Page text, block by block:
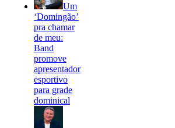
Um
‘Domingão’
pra chamar
de meu:
Band
promove
apresentador
esportivo
para grade
dominical